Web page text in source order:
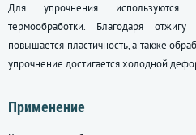
Для упрочнения используются
термообработки. Благодаря
повышается пластичность, а также
упрочнение достигается холодной
Применение